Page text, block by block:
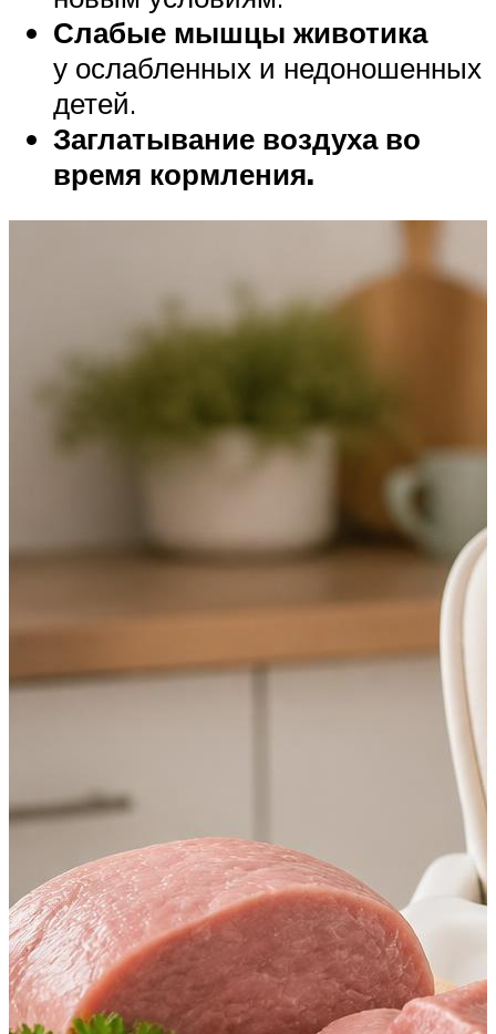
Слабые мышцы животика
у ослабленных и недоношенных
детей.
Заглатывание воздуха во
время кормления.